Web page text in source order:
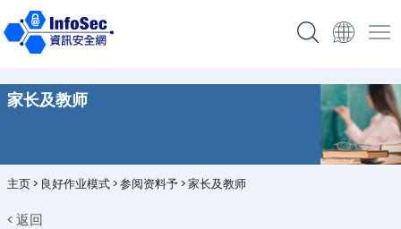
家长及教师
主页> 良好作业模式>参阅资料予>家长及教师
< 返回